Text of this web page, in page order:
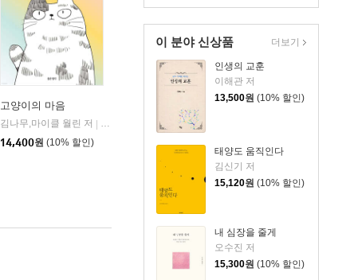
이 분야 신상품
인생의 교훈
이해관 저
13,500원 (10% 할인)
태양도 움직인다
김신기 저
15,120원 (10% 할인)
내 심장을 줄게
오수진 저
15,300원 (10% 할인)
더보기
고양이의 마음
김나무,마이클 월린 저
좋은생각
14,400원 (10% 할인)